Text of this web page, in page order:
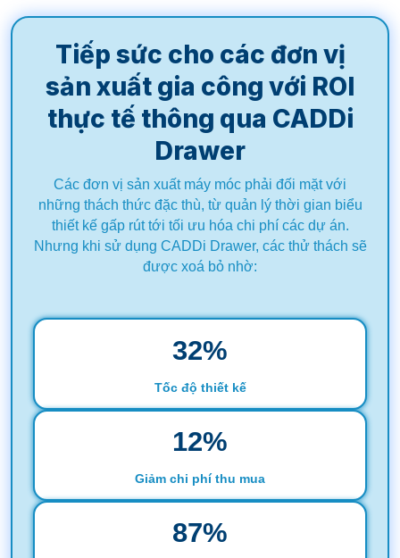
Tiếp sức cho các đơn vị
sản xuất gia công với ROI
thực tế thông qua CADDi
Drawer
Các đơn vị sản xuất máy móc phải đối mặt với
những thách thức đặc thù, từ quản lý thời gian biểu
thiết kế gấp rút tới tối ưu hóa chi phí các dự án.
Nhưng khi sử dụng CADDi Drawer, các thử thách sẽ
được xoá bỏ nhờ:
32%
Tốc độ thiết kế
12%
Giảm chi phí thu mua
88%